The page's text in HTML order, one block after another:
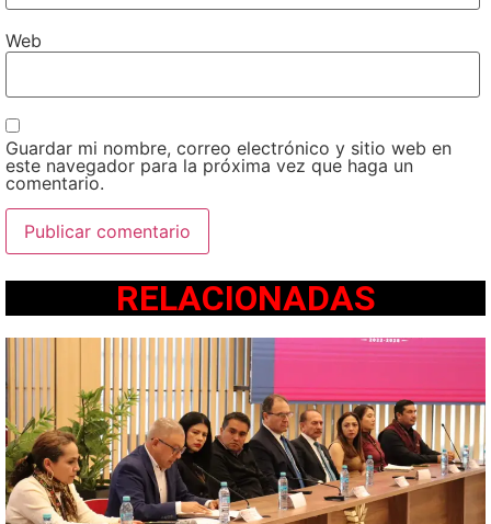
Web
Guardar mi nombre, correo electrónico y sitio web en
este navegador para la próxima vez que haga un
comentario.
RELACIONADAS